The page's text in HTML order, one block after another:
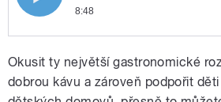
hrozba?
8:48
obohacení
Okusit ty největší gastronomické
dobrou kávu a zároveň podpořit